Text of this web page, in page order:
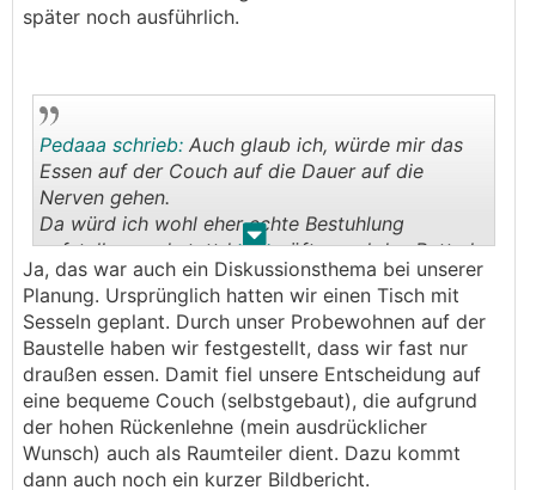
Und die Küche lässt auch keine Wünsche offen.
später noch ausführlich.
. .
Pedaaa schrieb: Auch glaub ich, würde mir das
Essen auf der Couch auf die Dauer auf die
Nerven gehen.
Da würd ich wohl eher echte Bestuhlung
aufstellen, und stattdessen öfter mal das Bett als
Couch missbrauchen?!
Ja, das war auch ein Diskussionsthema bei unserer
Planung. Ursprünglich hatten wir einen Tisch mit
Sesseln geplant. Durch unser Probewohnen auf der
Baustelle haben wir festgestellt, dass wir fast nur
draußen essen. Damit fiel unsere Entscheidung auf
eine bequeme Couch (selbstgebaut), die aufgrund
der hohen Rückenlehne (mein ausdrücklicher
Wunsch) auch als Raumteiler dient. Dazu kommt
dann auch noch ein kurzer Bildbericht.